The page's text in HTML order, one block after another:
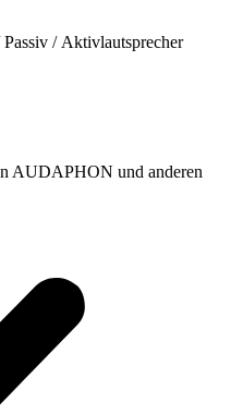
/ Aktivlautsprecher
AUDAPHON und anderen